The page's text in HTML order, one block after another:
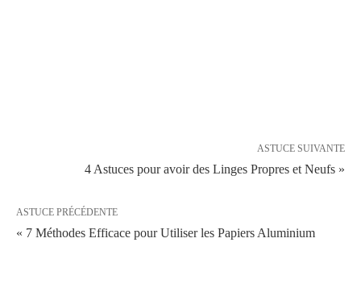
ASTUCE SUIVANTE
4 Astuces pour avoir des Linges Propres et Neufs »
ASTUCE PRÉCÉDENTE
« 7 Méthodes Efficace pour Utiliser les Papiers Aluminium